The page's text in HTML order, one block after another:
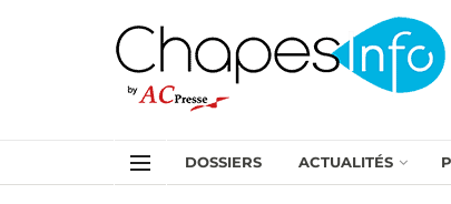
DOSSIERS ACTUALITÉS